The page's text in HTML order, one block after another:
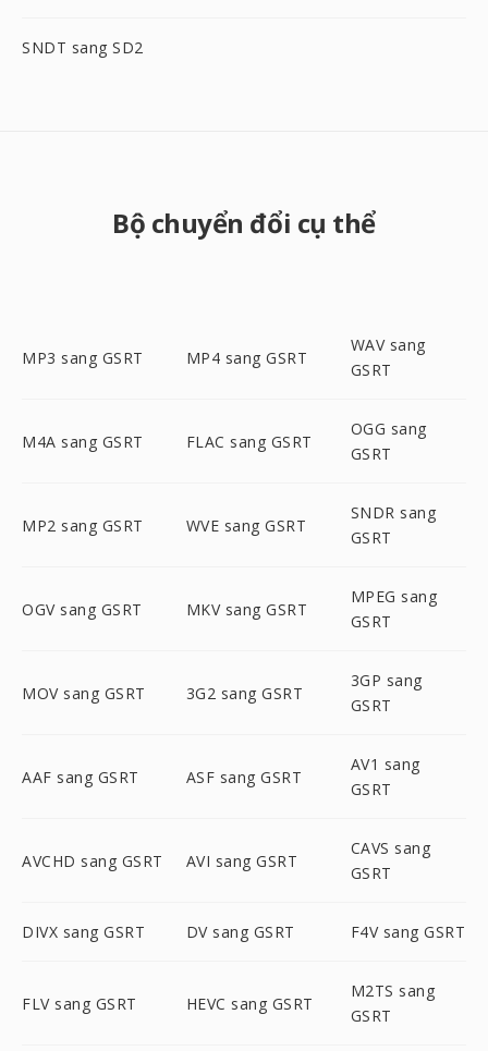
SNDT sang SD2
Bộ chuyển đổi cụ thể
MP3 sang GSRT MP4 sang GSRT
WAV sang
GSRT
M4A sang GSRT FLAC sang GSRT
OGG sang
GSRT
MP2 sang GSRT WVE sang GSRT
SNDR sang
GSRT
OGV sang GSRT MKV sang GSRT
MPEG sang
GSRT
MOV sang GSRT 3G2 sang GSRT
3GP sang
GSRT
AAF sang GSRT ASF sang GSRT
AV1 sang
GSRT
AVCHD sang GSRT AVI sang GSRT
CAVS sang
GSRT
DIVX sang GSRT DV sang GSRT F4V sang GSRT
FLV sang GSRT HEVC sang GSRT
M2TS sang
GSRT